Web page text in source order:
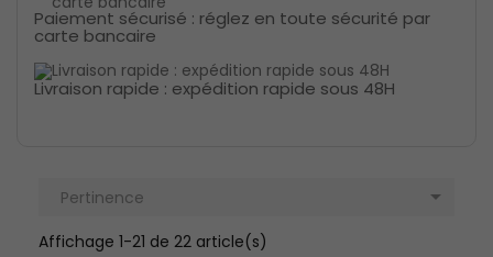
Paiement sécurisé : réglez en toute sécurité par
carte bancaire
Livraison rapide : expédition rapide sous 48H
Pertinence 
Affichage 1-21 de 22 article(s)